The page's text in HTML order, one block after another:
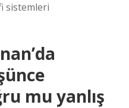
sistemleri
mu yanlış